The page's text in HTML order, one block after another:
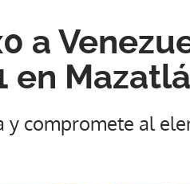
a
en
y compromete al